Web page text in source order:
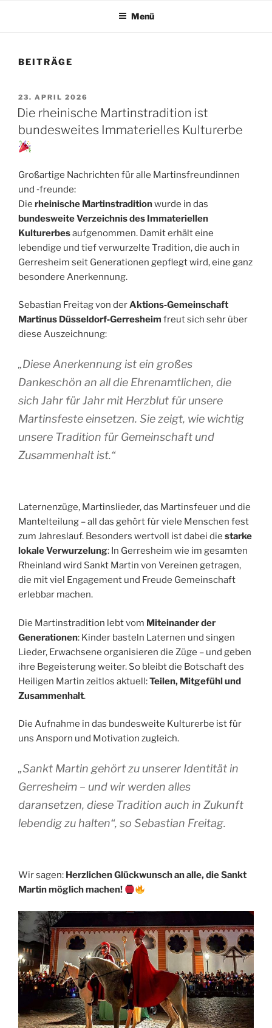
Menü
BEITRÄGE
VERÖFFENTLICHT
AM
23. APRIL 2026
Die rheinische Martinstradition ist
bundesweites Immaterielles Kulturerbe
Großartige Nachrichten für alle Martinsfreundinnen
und ‑freunde:
Die rheinische Martinstraditionwurde in das
bundesweite Verzeichnis des Immateriellen
Kulturerbesaufgenommen. Damit erhält eine
lebendige und tief verwurzelte Tradition, die auch in
Gerresheim seit Generationen gepflegt wird, eine ganz
besondere Anerkennung.
Sebastian Freitag von derAktions‑Gemeinschaft
Martinus Düsseldorf‑Gerresheim freut sich sehr über
diese Auszeichnung:
„Diese Anerkennung ist ein großes
Dankeschön an all die Ehrenamtlichen, die
sich Jahr für Jahr mit Herzblut für unsere
Martinsfeste einsetzen. Sie zeigt, wie wichtig
unsere Tradition für Gemeinschaft und
Zusammenhalt ist.“
Laternenzüge, Martinslieder, das Martinsfeuer und die
Mantelteilung – all das gehört für viele Menschen fest
zum Jahreslauf. Besonders wertvoll ist dabei die starke
lokale Verwurzelung: In Gerresheim wie im gesamten
Rheinland wird Sankt Martin von Vereinen getragen,
die mit viel Engagement und Freude Gemeinschaft
erlebbar machen.
Die Martinstradition lebt vom Miteinander der
Generationen: Kinder basteln Laternen und singen
Lieder, Erwachsene organisieren die Züge – und geben
ihre Begeisterung weiter. So bleibt die Botschaft des
Heiligen Martin zeitlos aktuell:Teilen, Mitgefühl und
Zusammenhalt.
Die Aufnahme in das bundesweite Kulturerbe ist für
uns Ansporn und Motivation zugleich.
„Sankt Martin gehört zu unserer Identität in
Gerresheim – und wir werden alles
daransetzen, diese Tradition auch in Zukunft
lebendig zu halten“, so Sebastian Freitag.
Wir sagen: Herzlichen Glückwunsch an alle, die Sankt
Martin möglich machen!